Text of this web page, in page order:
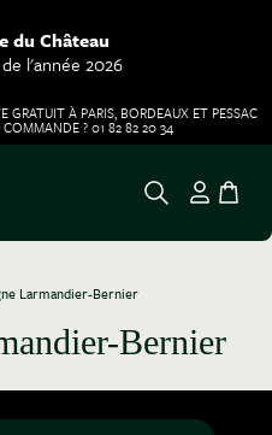
du Château
l'année 2026
GRATUIT À PARIS, BORDEAUX ET PESSAC
? 01 82 82 20 34
Larmandier-Bernier
Bernier